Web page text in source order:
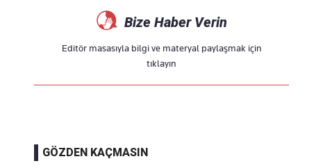
Bize Haber Verin
Editör masasıyla bilgi ve materyal paylaşmak için
tıklayın
GÖZDEN KAÇMASIN